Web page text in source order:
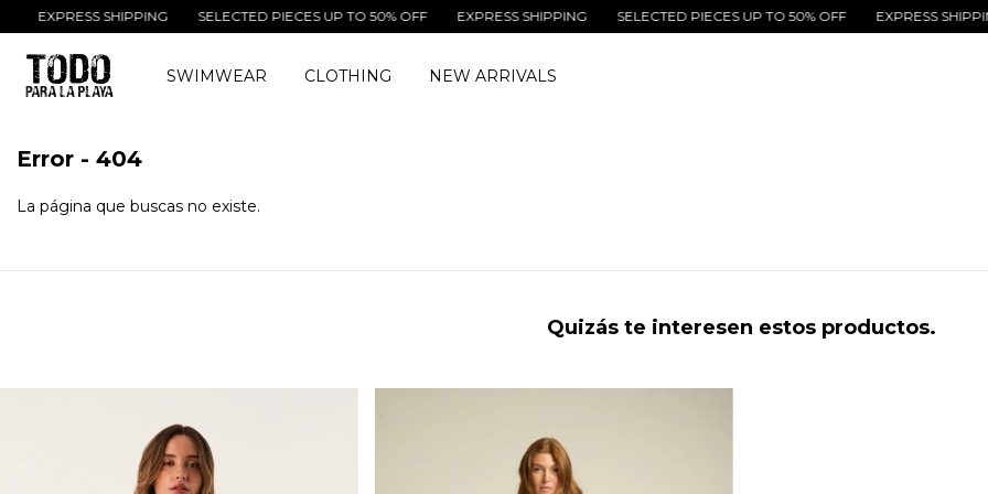
EXPRESS SHIPPING SELECTED PIECES UP TO 50% OFF EXPRESS SHIPPING SELECTED PIECES UP TO 50% OFF EXPRESS SHIPPING
SWIMWEAR CLOTHING NEW ARRIVALS
Error - 404
La página que buscas no existe.
Quizás te interesen estos productos.